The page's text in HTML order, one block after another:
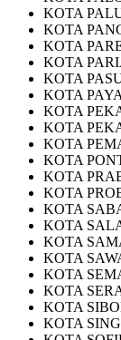
KOTA
KOTA
KOTA
KOTA
KOTA
KOTA
KOTA
KOTA
KOTA
KOTA
KOTA
KOTA
KOTA
KOTA
KOTA
KOTA
KOTA
KOTA
KOTA
KOTA